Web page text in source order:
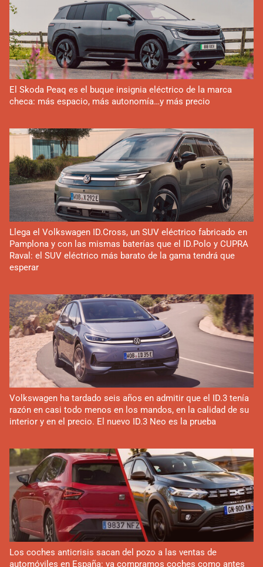
El Skoda Peaq es el buque insignia eléctrico de la marca
checa: más espacio, más autonomía…y más precio
Llega el Volkswagen ID.Cross, un SUV eléctrico fabricado en
Pamplona y con las mismas baterías que el ID.Polo y CUPRA
Raval: el SUV eléctrico más barato de la gama tendrá que
esperar
Volkswagen ha tardado seis años en admitir que el ID.3 tenía
razón en casi todo menos en los mandos, en la calidad de su
interior y en el precio. El nuevo ID.3 Neo es la prueba
Los coches anticrisis sacan del pozo a las ventas de
automóviles en España: ya compramos coches como antes